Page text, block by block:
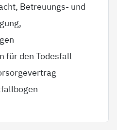
Betreuungs- und
für den Todesfall